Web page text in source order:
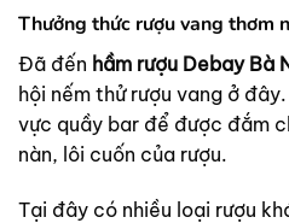
Thưởng thức rượu vang thơm
Đã đến hầm rượu Debay Bà
hội nếm thử rượu vang ở
vực quầy bar để được đắm
nàn, lôi cuốn của rượu.
Tại đây có nhiều loại rượu